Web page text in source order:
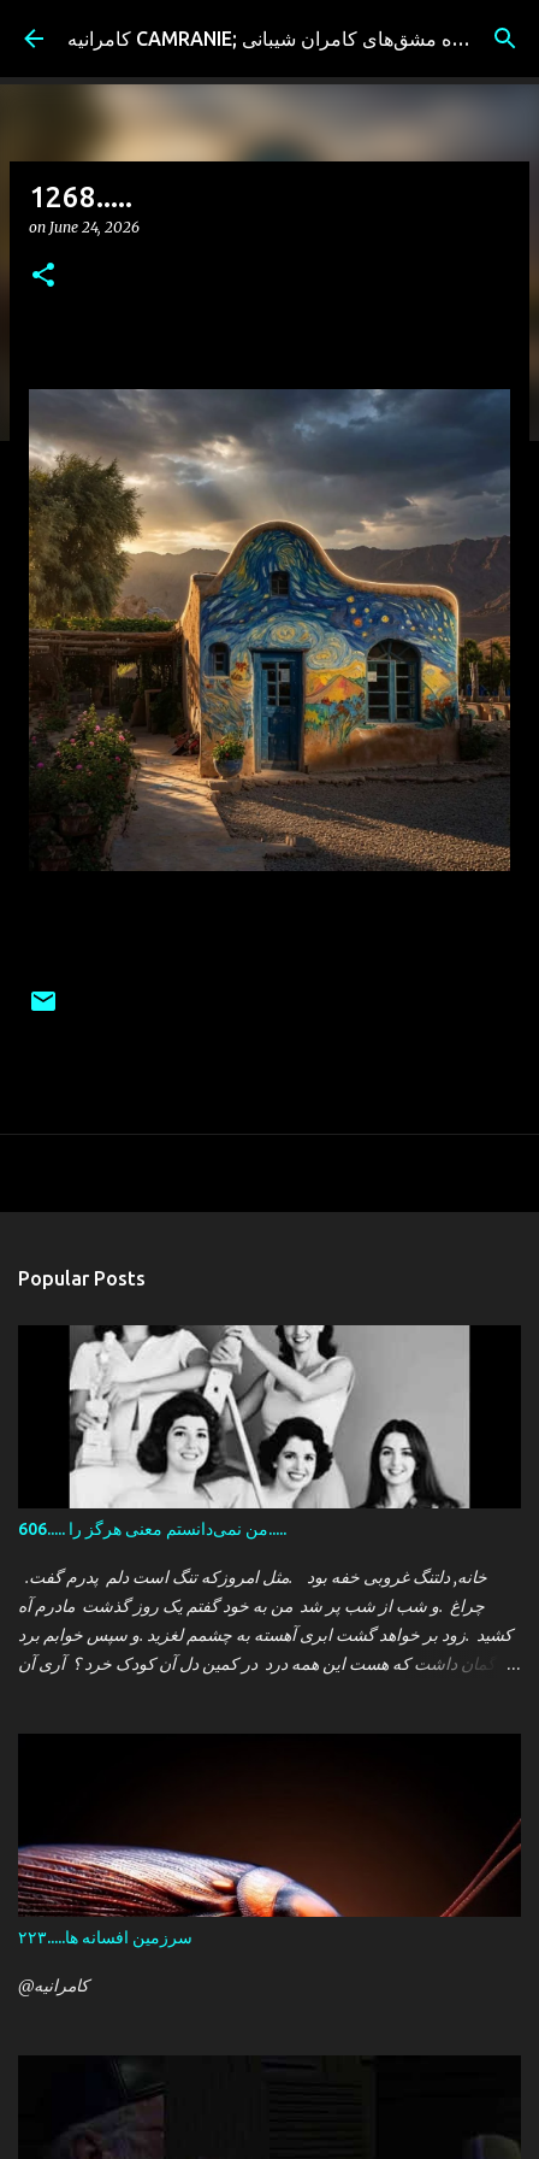
Skip to main content کامرانیه CAMRANIE; سیاه مشق‌های کامران شیبانی
1268.....
on June 24, 2026
Popular Posts
606..... من نمی‌دانستم معنی هرگز را.....
.خانه, دلتنگ غروبی خفه بود .مثل امروزکه تنگ است دلم پدرم گفت
چراغ .و شب از شب پر شد من به خود گفتم یک روز گذشت مادرم آه
کشید .زود بر خواهد گشت ابری آهسته به چشمم لغزید .و سپس خوابم برد
که گمان داشت که هست این همه درد در کمین دل آن کودک خرد ؟ آری آن
سرزمین افسانه ها.....۲۲۳
@کامرانیه